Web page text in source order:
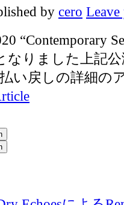
by cero
“Contemporary
なりました上記
い戻しの詳細の